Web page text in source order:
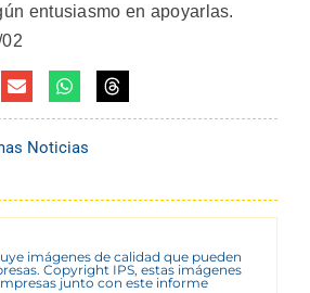
entusiasmo en apoyarlas.
Noticias
imágenes de calidad que pueden
Copyright IPS, estas imágenes
junto con este informe